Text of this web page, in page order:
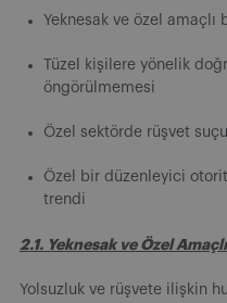
Yeknesak ve özel amaçlı
Tüzel kişilere yönelik
öngörülmemesi
Özel sektörde rüşvet
Özel bir düzenleyici
trendi
2.1. Yeknesak ve Özel
Yolsuzluk ve rüşvete ilişkin